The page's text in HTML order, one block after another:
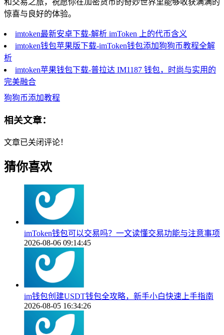
和交易之旅，祝愿你在加密货币的奇妙世界里能够收获满满的
惊喜与良好的体验。
imtoken最新安卓下载-解析 imToken 上的代币含义
imtoken钱包苹果版下载-imToken钱包添加狗狗币教程全解
析
imtoken苹果钱包下载-普拉达 IM1187 钱包，时尚与实用的
完美融合
狗狗币添加教程
相关文章：
文章已关闭评论！
猜你喜欢
imToken钱包可以交易吗？一文读懂交易功能与注意事项
2026-08-06 09:14:45
im钱包创建USDT钱包全攻略，新手小白快速上手指南
2026-08-05 16:34:26